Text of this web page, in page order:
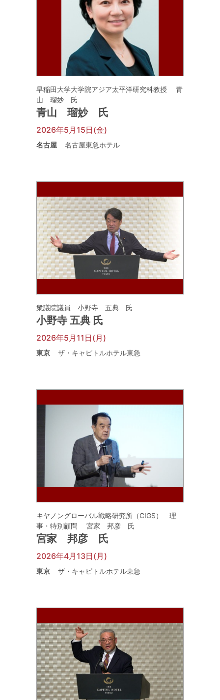
早稲田大学大学院アジア太平洋研究科教授 青
山 瑠妙 氏
青山 瑠妙 氏
2026年5月15日(金)
名古屋 名古屋東急ホテル
衆議院議員 小野寺 五典 氏
小野寺 五典 氏
2026年5月11日(月)
東京 ザ・キャピトルホテル東急
キヤノングローバル戦略研究所（CIGS） 理
事・特別顧問 宮家 邦彦 氏
宮家 邦彦 氏
2026年4月13日(月)
東京 ザ・キャピトルホテル東急